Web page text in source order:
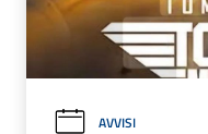
AVVISI